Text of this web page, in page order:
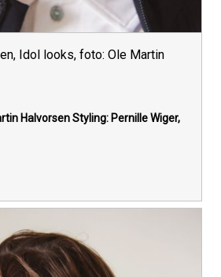
Idol looks, foto: Ole Martin
Halvorsen Styling: Pernille Wiger,